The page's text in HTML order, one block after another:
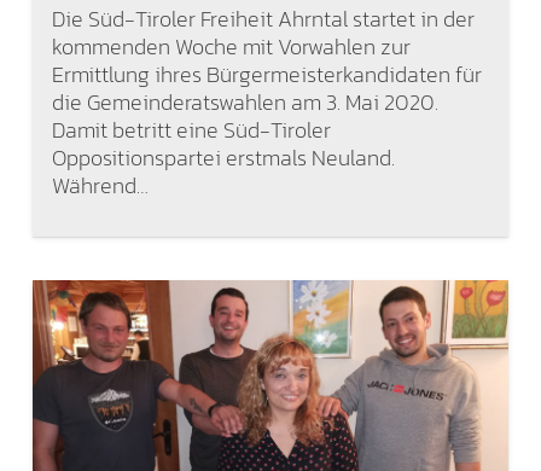
Die Süd-Tiroler Freiheit Ahrntal startet in der
kommenden Woche mit Vorwahlen zur
Ermittlung ihres Bürgermeisterkandidaten für
die Gemeinderatswahlen am 3. Mai 2020.
Damit betritt eine Süd-Tiroler
Oppositionspartei erstmals Neuland.
Während…